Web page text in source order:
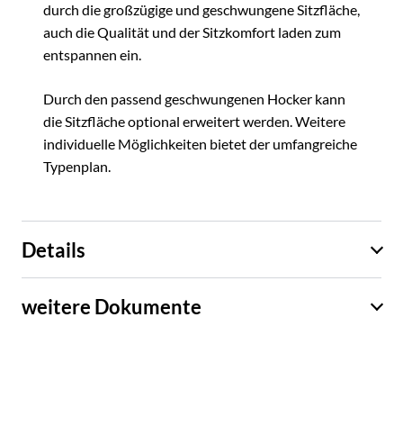
durch die großzügige und geschwungene Sitzfläche,
auch die Qualität und der Sitzkomfort laden zum
entspannen ein.
Durch den passend geschwungenen Hocker kann
die Sitzfläche optional erweitert werden. Weitere
individuelle Möglichkeiten bietet der umfangreiche
Typenplan.
Details
weitere Dokumente